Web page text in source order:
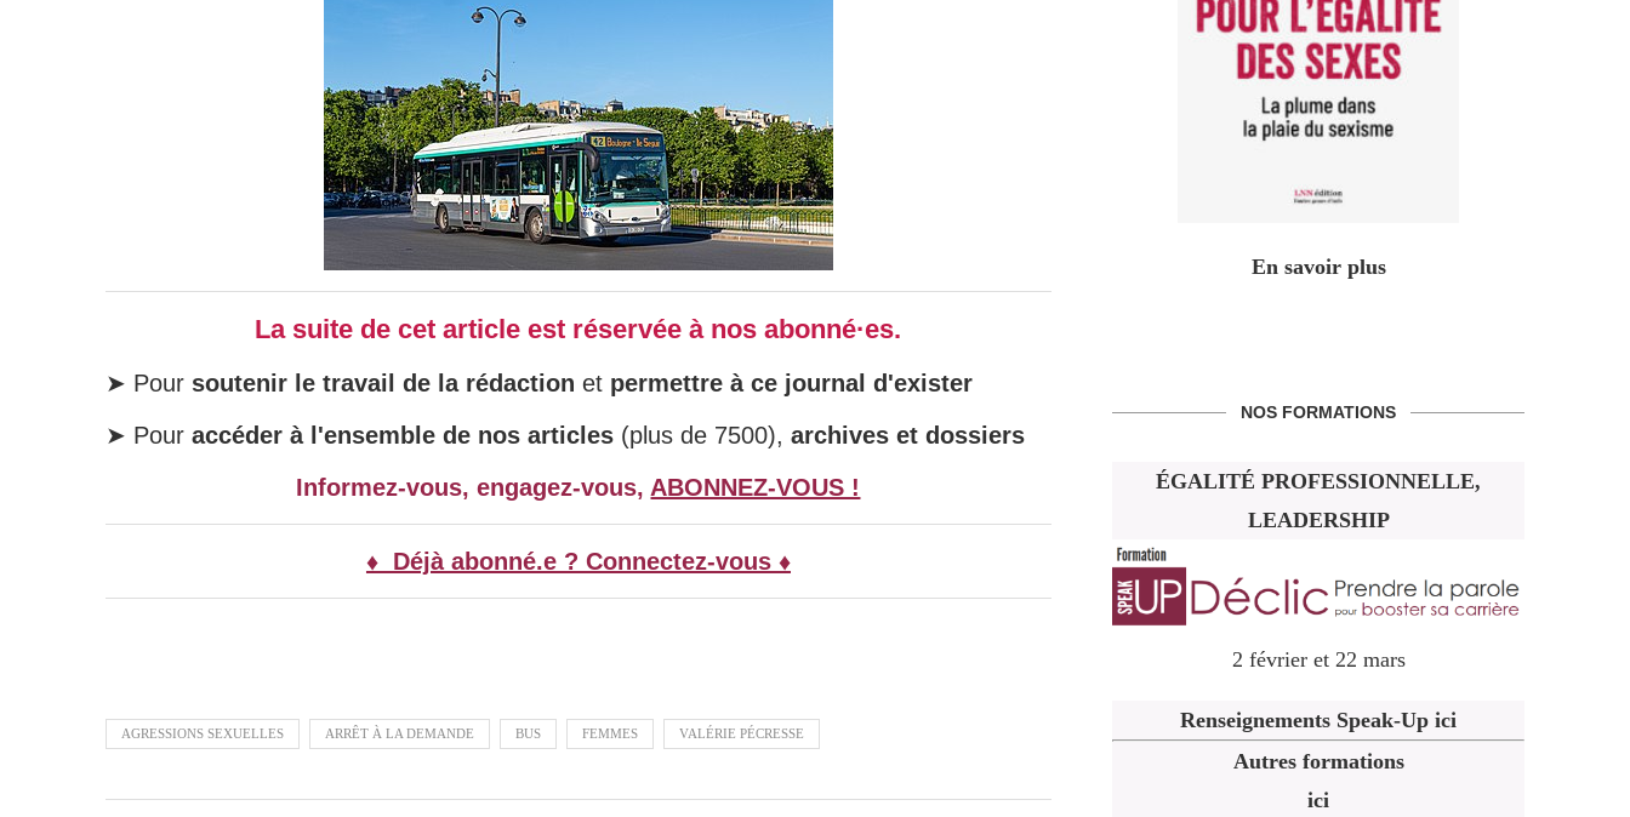
La suite de cet article est réservée à nos abonné·es.
➤ Pour soutenir le travail de la rédaction et permettre à ce journal d'exister
➤ Pour accéder à l'ensemble de nos articles (plus de 7500), archives et dossiers
Informez-vous, engagez-vous, ABONNEZ-VOUS !
♦ Déjà abonné.e ? Connectez-vous ♦
AGRESSIONS SEXUELLES ARRÊT À LA DEMANDE BUS FEMMES VALÉRIE PÉCRESSE
En savoir plus
NOS FORMATIONS
ÉGALITÉ PROFESSIONNELLE,
LEADERSHIP
2 février et 22 mars
Renseignements Speak-Up ici
Autres formations
ici